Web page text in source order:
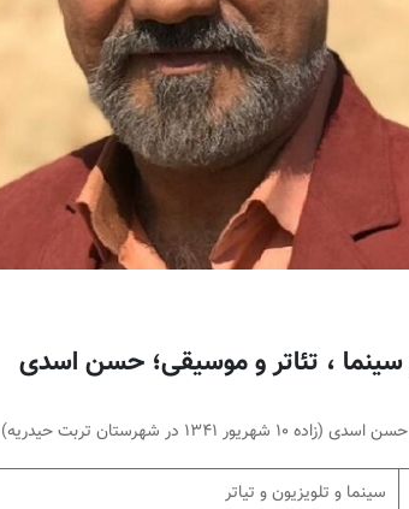
حسن اسدی (زاده ۱۰ شهریور ۱۳۴۱ در شهرستان تربت حیدریه) بازیگر و کارگردان تئاتر ایرانی است.
سینما و تلویزیون و تیاتر